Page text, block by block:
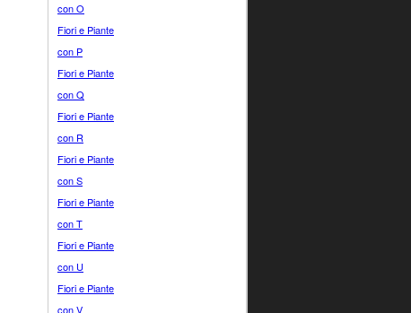
con O
Fiori e Piante
con P
Fiori e Piante
con Q
Fiori e Piante
con R
Fiori e Piante
con S
Fiori e Piante
con T
Fiori e Piante
con U
Fiori e Piante
con V